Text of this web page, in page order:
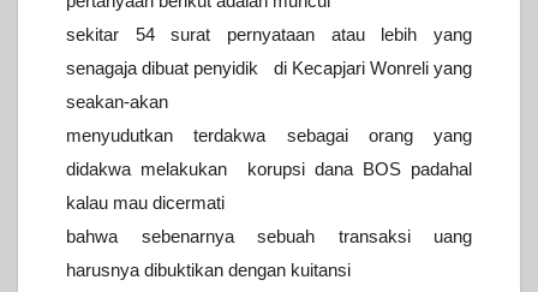
sekitar 54 surat pernyataan atau lebih yang
senagaja dibuat penyidik di Kecapjari Wonreli yang
seakan-akan
menyudutkan terdakwa sebagai orang yang
didakwa melakukan korupsi dana BOS padahal
kalau mau dicermati
bahwa sebenarnya sebuah transaksi uang
harusnya dibuktikan dengan kuitansi